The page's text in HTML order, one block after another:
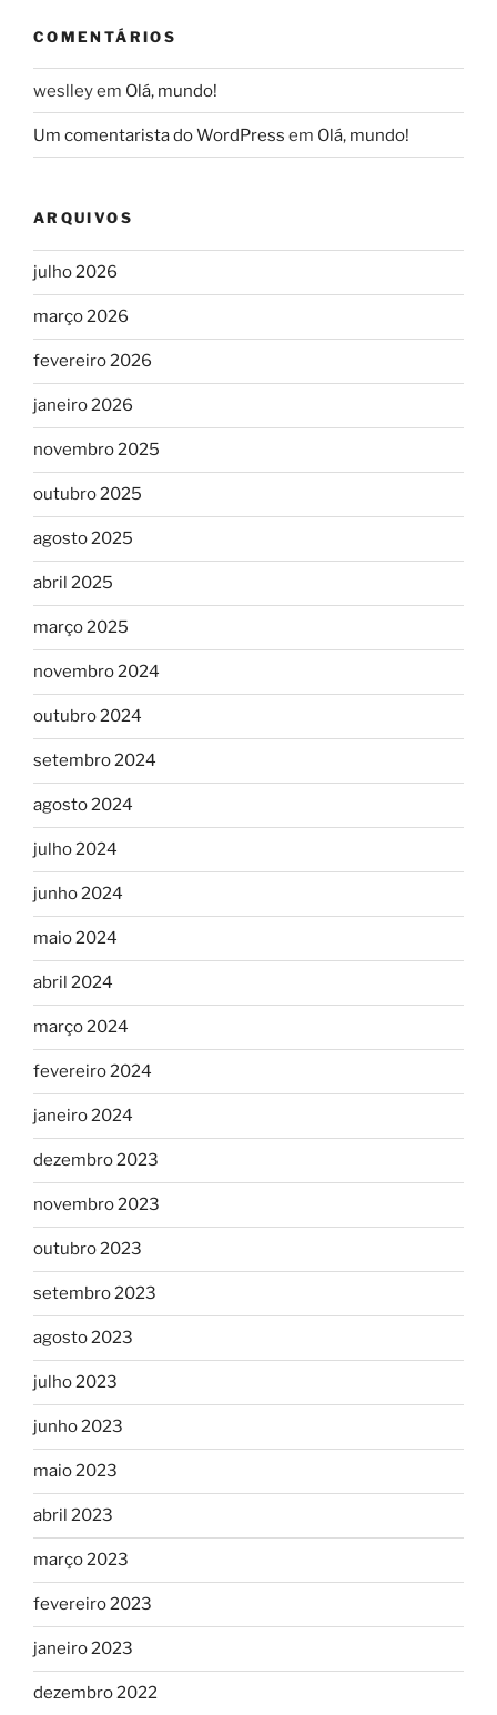
COMENTÁRIOS
weslleyem Olá, mundo!
Um comentarista do WordPress em Olá, mundo!
ARQUIVOS
julho 2026
março 2026
fevereiro 2026
janeiro 2026
novembro 2025
outubro 2025
agosto 2025
abril 2025
março 2025
novembro 2024
outubro 2024
setembro 2024
agosto 2024
julho 2024
junho 2024
maio 2024
abril 2024
março 2024
fevereiro 2024
janeiro 2024
dezembro 2023
novembro 2023
outubro 2023
setembro 2023
agosto 2023
julho 2023
junho 2023
maio 2023
abril 2023
março 2023
fevereiro 2023
janeiro 2023
dezembro 2022